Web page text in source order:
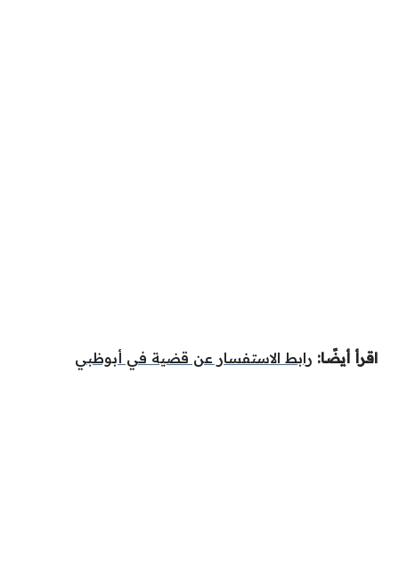
اقرأ أيضًا: رابط الاستفسار عن قضية في أبوظبي